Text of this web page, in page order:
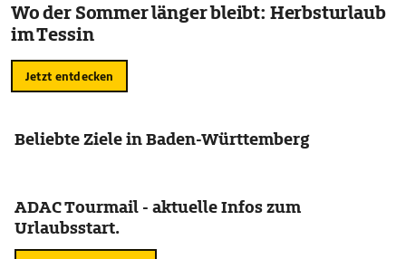
Wo der Sommer länger bleibt: Herbsturlaub
im Tessin
Jetzt entdecken
Beliebte Ziele in Baden-Württemberg
ADAC Tourmail - aktuelle Infos zum
Urlaubsstart.